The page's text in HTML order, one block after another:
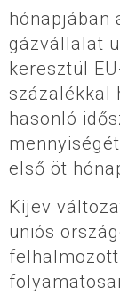
hónapjában
gázvállalat
keresztül
százalékkal
hasonló
első öt
Kijev
uniós